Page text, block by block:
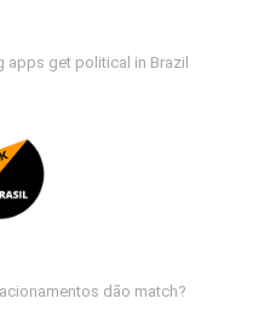
apps get political in Brazil
dão match?